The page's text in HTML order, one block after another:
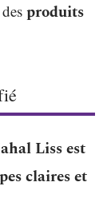
produits
Liss est
claires et